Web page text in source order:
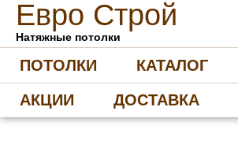
Евро Строй
Натяжные потолки
ПОТОЛКИ КАТАЛОГ
АКЦИИ
ДОСТАВКА